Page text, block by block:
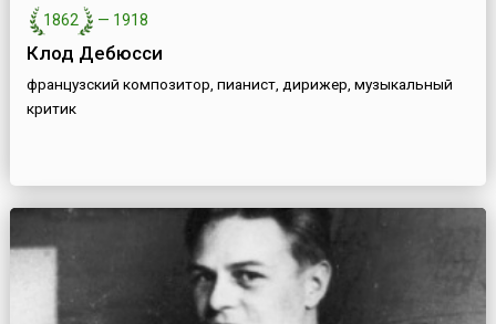
1862 — 1918
Клод Дебюсси
французский композитор, пианист, дирижер, музыкальный
критик